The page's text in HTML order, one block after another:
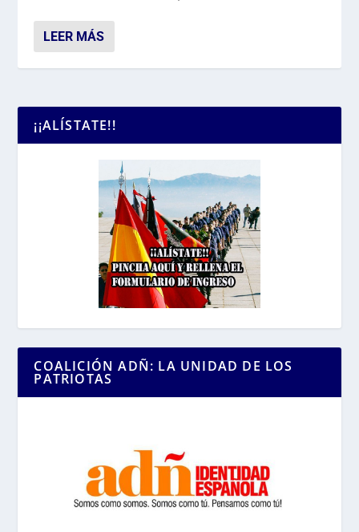
LEER MÁS
¡¡ALÍSTATE!!
COALICIÓN ADÑ: LA UNIDAD DE LOS
PATRIOTAS